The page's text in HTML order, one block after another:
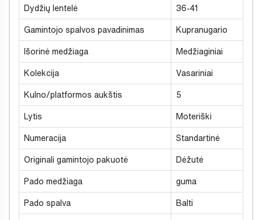
Dydžių lentelė 36-41
Gamintojo spalvos pavadinimas Kupranugario
Išorinė medžiaga Medžiaginiai
Kolekcija Vasariniai
Kulno/platformos aukštis 5
Lytis Moteriški
Numeracija Standartinė
Originali gamintojo pakuotė Dėžutė
Pado medžiaga guma
Pado spalva Balti